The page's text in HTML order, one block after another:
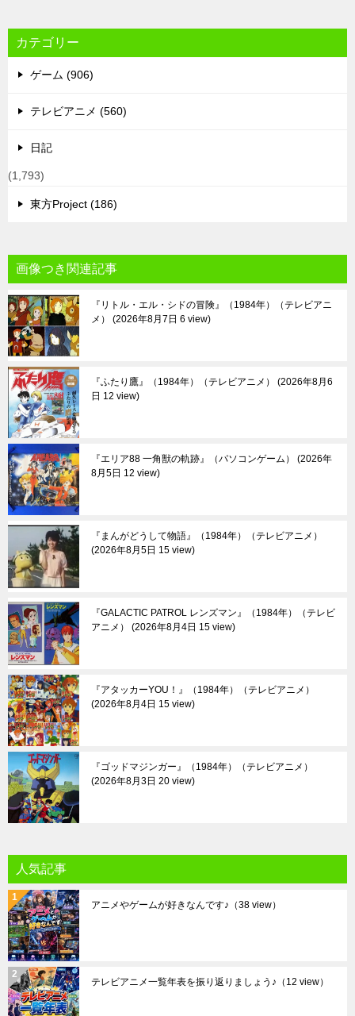
カテゴリー
ゲーム (906)
テレビアニメ (560)
日記
(1,793)
東方Project (186)
画像つき関連記事
『リトル・エル・シドの冒険』（1984年）（テレビアニ
メ）
2026年8月7日 6 view
『ふたり鷹』（1984年）（テレビアニメ）
2026年8月6
日 12 view
『エリア88 一角獣の軌跡』（パソコンゲーム）
2026年
8月5日 12 view
『まんがどうして物語』（1984年）（テレビアニメ）
2026年8月5日 15 view
『GALACTIC PATROL レンズマン』（1984年）（テレビ
アニメ）
2026年8月4日 15 view
『アタッカーYOU！』（1984年）（テレビアニメ）
2026年8月4日 15 view
『ゴッドマジンガー』（1984年）（テレビアニメ）
2026年8月3日 20 view
人気記事
アニメやゲームが好きなんです♪ （38 view）
テレビアニメ一覧年表を振り返りましょう♪ （12 view）